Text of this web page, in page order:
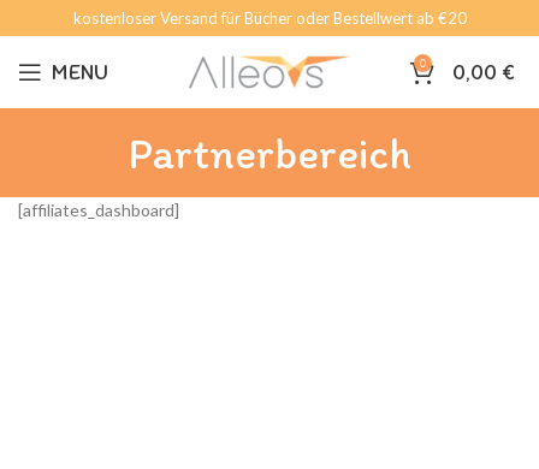
kostenloser Versand für Bücher oder Bestellwert ab €20
MENU 0 0,00 €
Partnerbereich
[affiliates_dashboard]